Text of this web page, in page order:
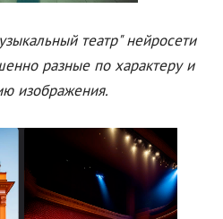
театр" нейросети
разные по характеру и
изображения.